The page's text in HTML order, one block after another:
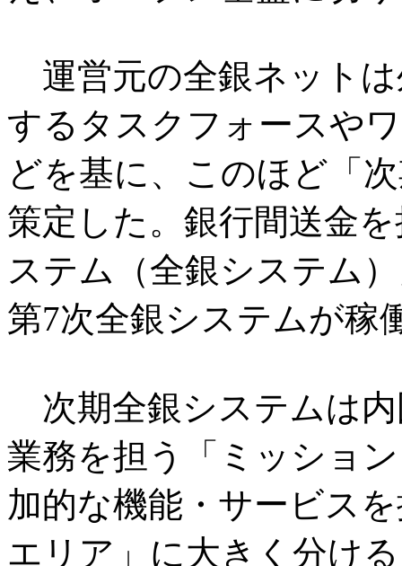
運営元の全銀ネットは
するタスクフォースや
どを基に、このほど「
策定した。銀行間送金
ステム（全銀システム
第7次全銀システムが稼
次期全銀システムは
業務を担う「ミッショ
加的な機能・サービス
エリア」に大きく分け